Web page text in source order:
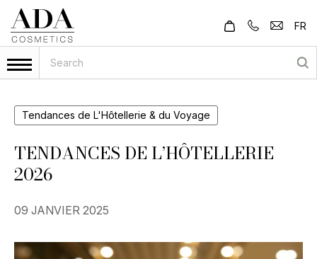
FR
Tendances de L'Hôtellerie & du Voyage
TENDANCES DE L’HÔTELLERIE
2026
09 JANVIER 2025